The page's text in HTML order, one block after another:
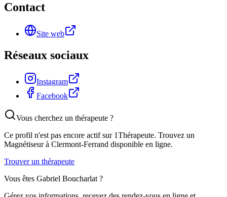
Contact
Site web
Réseaux sociaux
Instagram
Facebook
Vous cherchez un thérapeute ?
Ce profil n'est pas encore actif sur 1Thérapeute. Trouvez un
Magnétiseurà Clermont-Ferrand disponible en ligne.
Trouver un thérapeute
Vous êtes Gabriel Boucharlat ?